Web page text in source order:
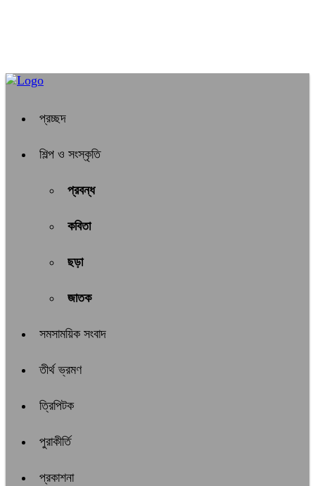
প্রচ্ছদ
শিল্প ও সংস্কৃতি
প্রবন্ধ
কবিতা
ছড়া
জাতক
সমসাময়িক সংবাদ
তীর্থ ভ্রমণ
ত্রিপিটক
পুরাকীর্তি
প্রকাশনা